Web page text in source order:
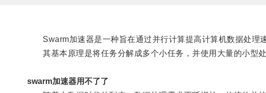
Swarm加速器是一种旨在通过并行计算提高计算机数据处理速
其基本原理是将任务分解成多个小任务，并使用大量的小型处
swarm加速器用不了了